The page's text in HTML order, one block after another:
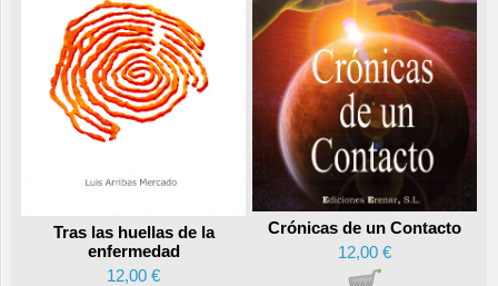
Tras las huellas de la
enfermedad
12,00 €
Crónicas de un Contacto
12,00 €